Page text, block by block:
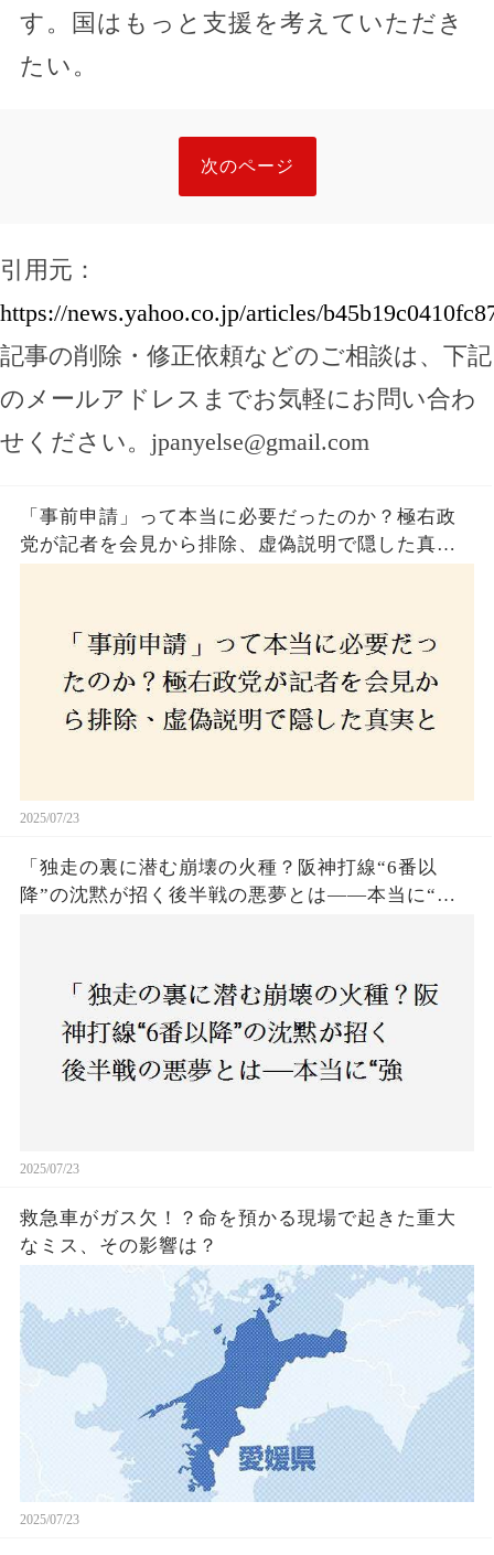
す。国はもっと支援を考えていただき
たい。
次のページ
引用元：
https://news.yahoo.co.jp/articles/
記事の削除・修正依頼などのご相談は、下記
のメールアドレスまでお気軽にお問い合わ
せください。 jpanyelse@gmail.com
「事前申請」って本当に必要だったのか？極右政
党が記者を会見から排除、虚偽説明で隠した真実
2025/07/23
「独走の裏に潜む崩壊の火種？阪神打線“6番以
降”の沈黙が招く後半戦の悪夢とは——本当に“強
2025/07/23
救急車がガス欠！？命を預かる現場で起きた重大
なミス、その影響は？
2025/07/23